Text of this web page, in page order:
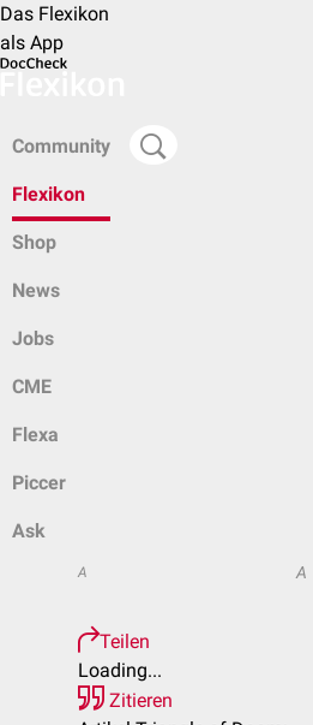
Das Flexikon
als App
Community
Flexikon
Shop
News
Jobs
CME
Flexa
Piccer
Ask
A A
Teilen
Loading...
Zitieren